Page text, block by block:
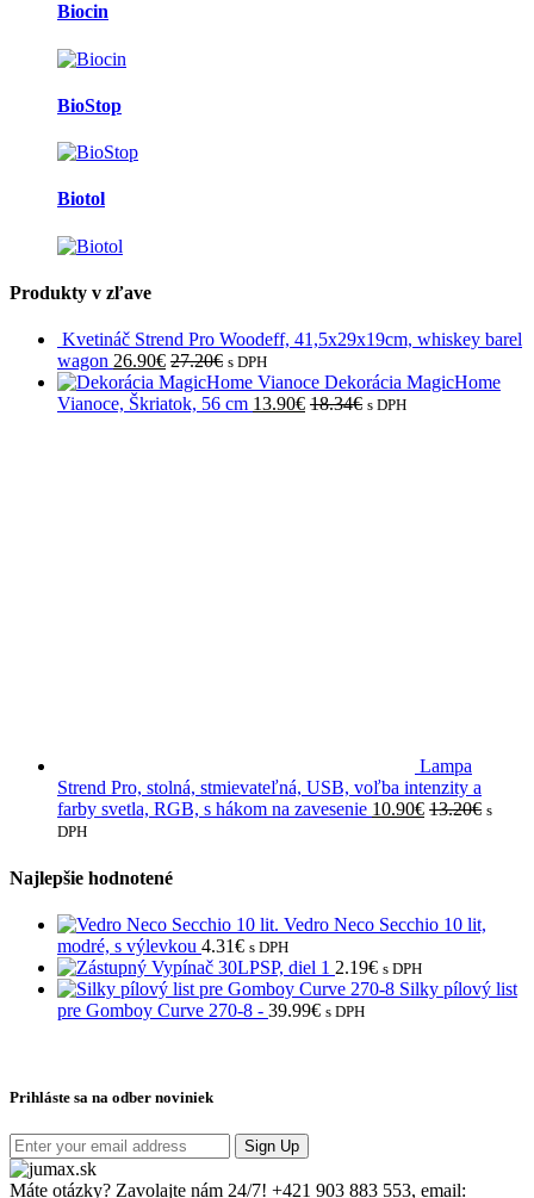
Biocin
BioStop
Biotol
Produkty v zľave
Kvetináč Strend Pro Woodeff, 41,5x29x19cm, whiskey barel
wagon 26.90€ 27.20€ s DPH
Dekorácia MagicHome
Vianoce, Škriatok, 56 cm 13.90€ 18.34€ s DPH
Lampa
Strend Pro, stolná, stmievateľná, USB, voľba intenzity a
farby svetla, RGB, s hákom na zavesenie 10.90€ 13.20€ s
DPH
Najlepšie hodnotené
Vedro Neco Secchio 10 lit,
modré, s výlevkou 4.31€ s DPH
Vypínač 30LPSP, diel 1 2.19€ s DPH
Silky pílový list
pre Gomboy Curve 270-8 - 39.99€ s DPH
Prihláste sa na odber noviniek
Sign Up
Máte otázky? Zavolajte nám 24/7! +421 903 883 553, email: